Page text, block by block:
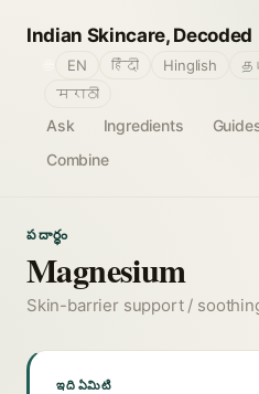
Indian Skincare, Decoded
Ask Ingredients
Combine
EN हिंदी Hinglish
मराठी
పదార్థం
Magnesium
Skin-barrier support /
ఇది ఏమిటి